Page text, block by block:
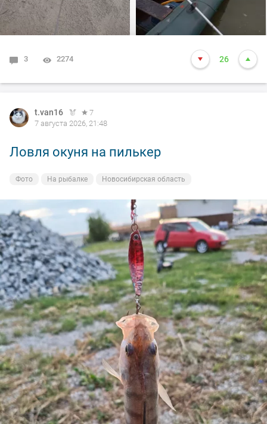
что в подсаке осталась одна блесна. Ну и как всегда
вам нхнч!!!
3 2274 26
t.van16
7
7 августа 2026, 21:48
Ловля окуня на пилькер
Фото На рыбалке Новосибирская область